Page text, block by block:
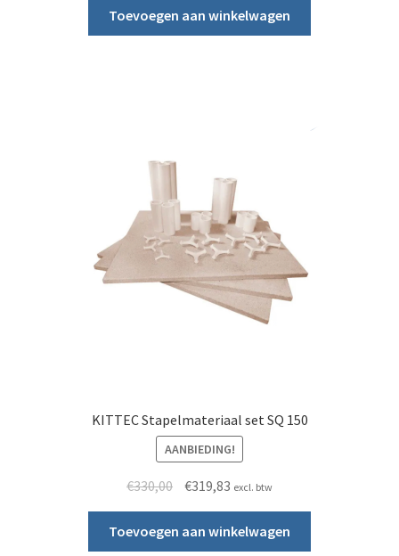
Toevoegen aan winkelwagen
KITTEC Stapelmateriaal set SQ 150
AANBIEDING!
€330,00 Oorspronkelijke prijs was: €330,00.
€319,83Huidige prijs is: €319,83.
excl. btw
Toevoegen aan winkelwagen